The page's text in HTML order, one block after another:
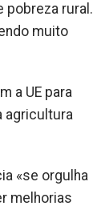
pobreza rural.
muito
a UE para
agricultura
«se orgulha
melhorias